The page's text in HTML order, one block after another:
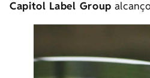
Capitol Label Group